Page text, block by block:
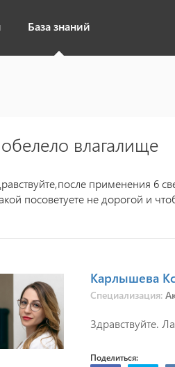
База знаний
влагалище
применения 6
посоветуете не дорогой и
Карлышева
Специализация:
Здравствуйте.
Поделиться: